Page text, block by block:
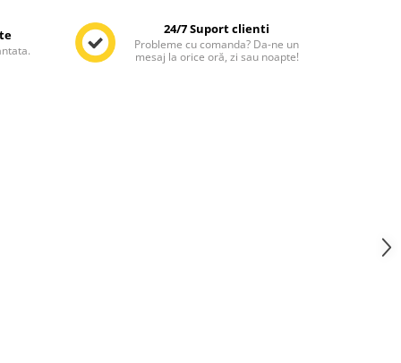
24/7 Suport clienti
Probleme cu comanda? Da-ne un
mesaj la orice oră, zi sau noapte!